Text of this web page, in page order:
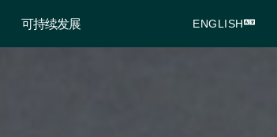
可持续发展 ENGLISH